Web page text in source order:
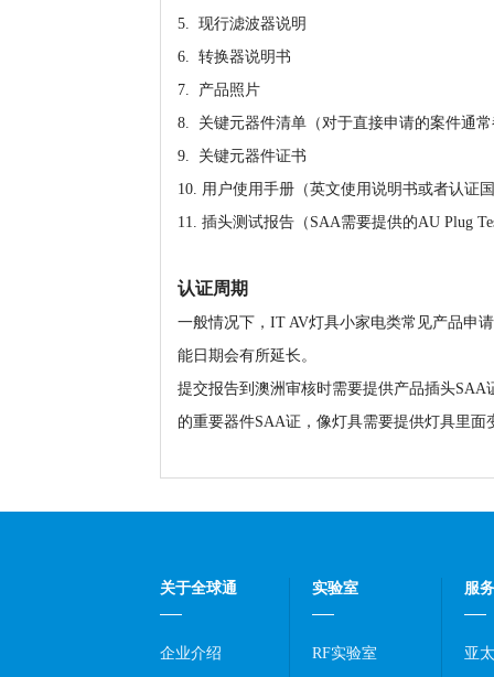
5. 现行滤波器说明
6. 转换器说明书
7. 产品照片
8. 关键元器件清单（对于直接申请的案件通
9. 关键元器件证书
10. 用户使用手册（英文使用说明书或者认证
11. 插头测试报告（SAA需要提供的AU Plug
认证周期
一般情况下，IT AV灯具小家电类常见产品申
能日期会有所延长。
提交报告到澳洲审核时需要提供产品插头
的重要器件SAA证，像灯具需要提供灯具里
关于全球通
企业介绍
实验室
RF实验室
服
亚